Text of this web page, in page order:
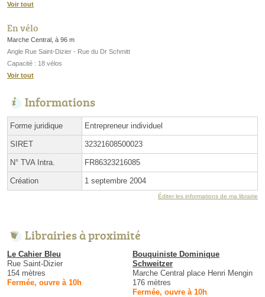
Voir tout
En vélo
Marche Central, à 96 m
Angle Rue Saint-Dizier - Rue du Dr Schmitt
Capacité : 18 vélos
Voir tout
Informations
Forme juridique Entrepreneur individuel
SIRET 32321608500023
N° TVA Intra. FR86323216085
Création 1 septembre 2004
Éditer les informations de ma librairie
Librairies à proximité
Le Cahier Bleu
Rue Saint-Dizier
154 mètres
Fermée, ouvre à 10h
Bouquiniste Dominique
Schweitzer
Marche Central place Henri Mengin
176 mètres
Fermée, ouvre à 10h